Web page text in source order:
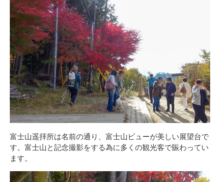
富士山遥拝所は名前の通り、富士山ビューが美しい展望台で
す。富士山と記念撮影をする為に多くの観光客で賑わってい
ます。